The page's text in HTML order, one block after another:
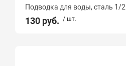
Подводка для воды, сталь 1/
130 руб. / шт.